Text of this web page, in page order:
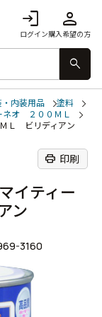
login
ログイン
person
購入希望の方
search
・内装用品
塗料
ネオ ２００ＭＬ
Ｌ ビリディアン
print 印刷
イティー
ン
3160